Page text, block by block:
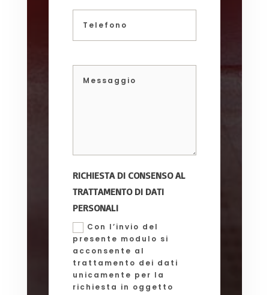
RICHIESTA DI CONSENSO AL
TRATTAMENTO DI DATI
PERSONALI
Con l’invio del
presente modulo si
acconsente al
trattamento dei dati
unicamente per la
richiesta in oggetto